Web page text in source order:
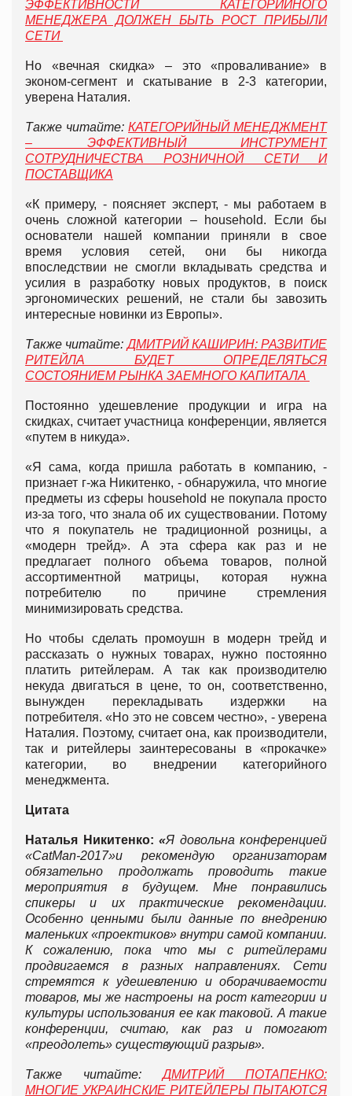
ЭФФЕКТИВНОСТИ КАТЕГОРИЙНОГО
МЕНЕДЖЕРА ДОЛЖЕН БЫТЬ РОСТ ПРИБЫЛИ
СЕТИ
Но «вечная скидка» – это «проваливание» в
эконом-сегмент и скатывание в 2-3 категории,
уверена Наталия.
Также читайте: КАТЕГОРИЙНЫЙ МЕНЕДЖМЕНТ
– ЭФФЕКТИВНЫЙ ИНСТРУМЕНТ
СОТРУДНИЧЕСТВА РОЗНИЧНОЙ СЕТИ И
ПОСТАВЩИКА
«К примеру, - поясняет эксперт, - мы работаем в
очень сложной категории – household. Если бы
основатели нашей компании приняли в свое
время условия сетей, они бы никогда
впоследствии не смогли вкладывать средства и
усилия в разработку новых продуктов, в поиск
эргономических решений, не стали бы завозить
интересные новинки из Европы».
Также читайте: ДМИТРИЙ КАШИРИН: РАЗВИТИЕ
РИТЕЙЛА БУДЕТ ОПРЕДЕЛЯТЬСЯ
СОСТОЯНИЕМ РЫНКА ЗАЕМНОГО КАПИТАЛА
Постоянно удешевление продукции и игра на
скидках, считает участница конференции, является
«путем в никуда».
«Я сама, когда пришла работать в компанию, -
признает г-жа Никитенко, - обнаружила, что многие
предметы из сферы household не покупала просто
из-за того, что знала об их существовании. Потому
что я покупатель не традиционной розницы, а
«модерн трейд». А эта сфера как раз и не
предлагает полного объема товаров, полной
ассортиментной матрицы, которая нужна
потребителю по причине стремления
минимизировать средства.
Но чтобы сделать промоушн в модерн трейд и
рассказать о нужных товарах, нужно постоянно
платить ритейлерам. А так как производителю
некуда двигаться в цене, то он, соответственно,
вынужден перекладывать издержки на
потребителя. «Но это не совсем честно», - уверена
Наталия. Поэтому, считает она, как производители,
так и ритейлеры заинтересованы в «прокачке»
категории, во внедрении категорийного
менеджмента.
Цитата
Наталья Никитенко: «Я довольна конференцией
«CatMan-2017»и рекомендую организаторам
обязательно продолжать проводить такие
мероприятия в будущем. Мне понравились
спикеры и их практические рекомендации.
Особенно ценными были данные по внедрению
маленьких «проектиков» внутри самой компании.
К сожалению, пока что мы с ритейлерами
продвигаемся в разных направлениях. Сети
стремятся к удешевлению и оборачиваемости
товаров, мы же настроены на рост категории и
культуры использования ее как таковой. А такие
конференции, считаю, как раз и помогают
«преодолеть» существующий разрыв».
Также читайте:
ДМИТРИЙ ПОТАПЕНКО:
МНОГИЕ УКРАИНСКИЕ РИТЕЙЛЕРЫ ПЫТАЮТСЯ